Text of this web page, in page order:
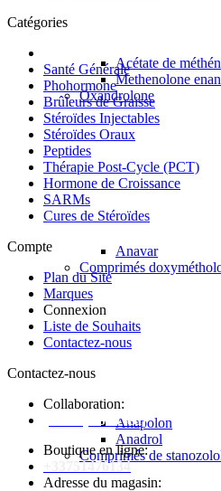
Acétate de
Methenolone
Oxandrolone
Anavar
Comprimés
Anapolon
Anadrol
Comprimés de
Catégories
Santé Générale
Phohormone
Brûleurs de Graisse
Stéroïdes Injectables
Stéroïdes Oraux
Peptides
Thérapie Post-Cycle (PCT)
Hormone de Croissance
SARMs
Cures de Stéroïdes
Compte
Plan du Site
Marques
Connexion
Liste de Souhaits
Contactez-nous
Contactez-nous
Collaboration:
[email protected]
Boutique en ligne:
+33751476134
Adresse du magasin: